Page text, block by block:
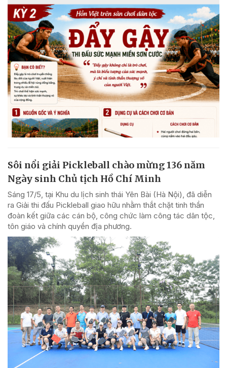
Sôi nổi giải Pickleball chào mừng 136 năm
Ngày sinh Chủ tịch Hồ Chí Minh
Sáng 17/5, tại Khu du lịch sinh thái Yên Bài (Hà Nội), đã diễn
ra Giải thi đấu Pickleball giao hữu nhằm thắt chặt tinh thần
đoàn kết giữa các cán bộ, công chức làm công tác dân tộc,
tôn giáo và chính quyền địa phương.